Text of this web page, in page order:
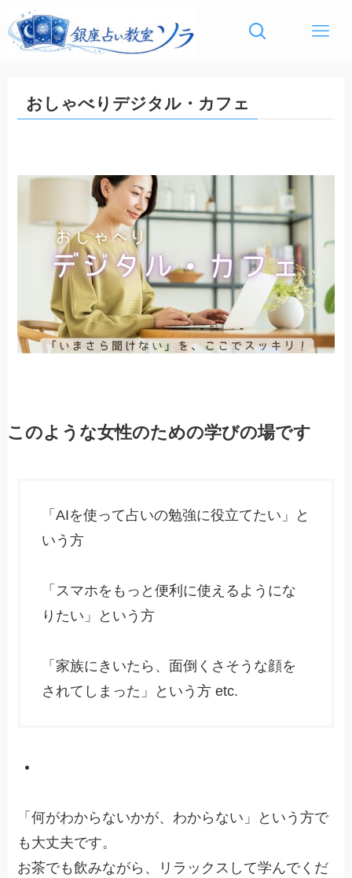
おしゃべりデジタル・カフェ
このような女性のための学びの場です
「AIを使って占いの勉強に役立てたい」と
いう方
「スマホをもっと便利に使えるようにな
りたい」という方
「家族にきいたら、面倒くさそうな顔を
されてしまった」という方 etc.
「何がわからないかが、わからない」という方で
も大丈夫です。
お茶でも飲みながら、リラックスして学んでくだ